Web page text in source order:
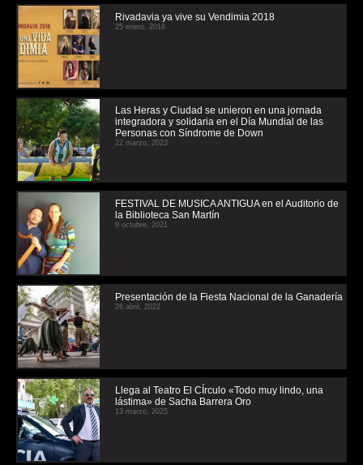
Rivadavia ya vive su Vendimia 2018
25 enero, 2018
Las Heras y Ciudad se unieron en una jornada
integradora y solidaria en el Día Mundial de las
Personas con Síndrome de Down
22 marzo, 2023
FESTIVAL DE MUSICA ANTIGUA en el Auditorio de
la Biblioteca San Martín
9 octubre, 2021
Presentación de la Fiesta Nacional de la Ganadería
26 abril, 2022
Llega al Teatro El CÍrculo «Todo muy lindo, una
lástima» de Sacha Barrera Oro
13 marzo, 2025